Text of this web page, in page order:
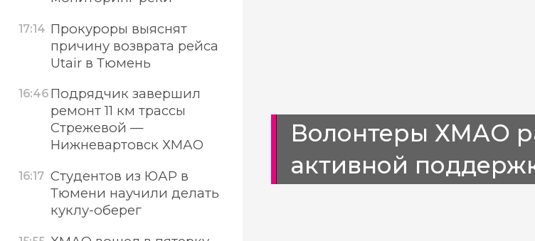
Волонтеры ХМАО
активной
17:14 Прокуроры выяснят
причину возврата рейса
Utair в Тюмень
16:46 Подрядчик завершил
ремонт 11 км трассы
Стрежевой —
Нижневартовск ХМАО
16:17 Студентов из ЮАР в
Тюмени научили делать
куклу-оберег